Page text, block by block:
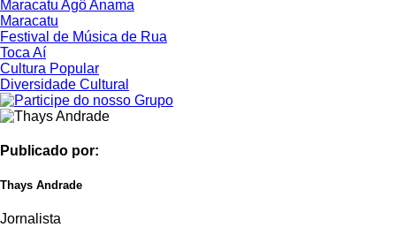
Maracatu Agô Anama
Maracatu
Festival de Música de Rua
Toca Aí
Cultura Popular
Diversidade Cultural
Publicado por:
Thays Andrade
Jornalista